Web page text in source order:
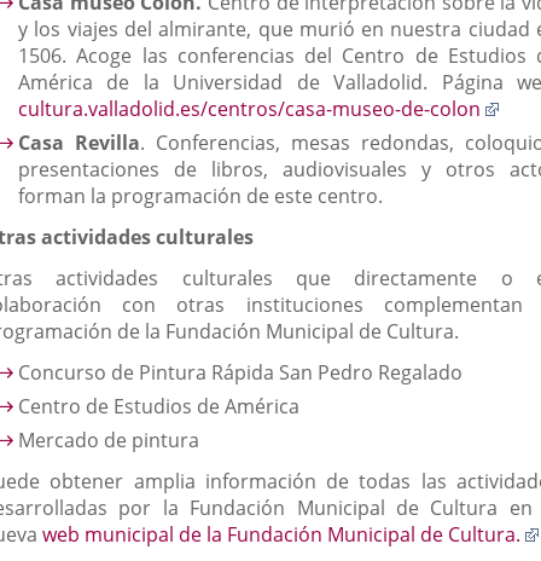
una
y los viajes del almirante, que murió en nuestra ciudad
1506. Acoge las conferencias del Centro de Estudios
América de la Universidad de Valladolid. Página
cultura.valladolid.es/centros/casa-museo-de-colon
a
una
Casa Revilla. Conferencias, mesas redondas,
presentaciones de libros, audiovisuales y otros
forman la programación de este centro.
actividades culturales
actividades culturales que directamente o
con otras instituciones complementan
de la Fundación Municipal de Cultura.
Concurso de Pintura Rápida San Pedro Regalado
Centro de Estudios de América
Mercado de pintura
obtener amplia información de todas las
por la Fundación Municipal de Cultura en
web municipal de la Fundación Municipal de Cultura.